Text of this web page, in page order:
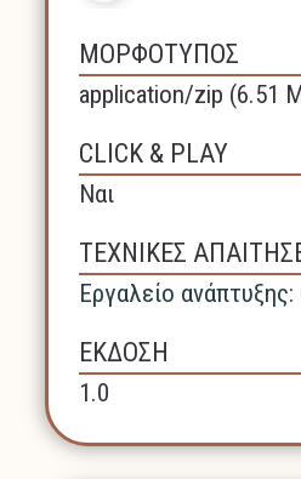
ΜΟΡΦΟΤΥΠΟΣ
application/zip (6.51
CLICK & PLAY
Ναι
ΤΕΧΝΙΚΕΣ
Εργαλείο ανάπτυξης:
ΕΚΔΟΣΗ
1.0